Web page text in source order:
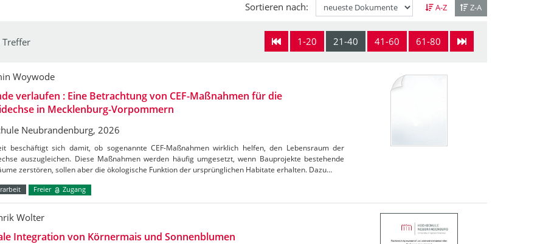
Sortieren nach: A-Z Z-A
1-20 21-40 41-60 61-80
Woywode
verlaufen : Eine Betrachtung von CEF-Maßnahmen für die
in Mecklenburg-Vorpommern
Neubrandenburg, 2026
beschäftigt sich damit, ob sogenannte CEF-Maßnahmen wirklich helfen, den Lebensraum der
auszugleichen. Diese Maßnahmen werden häufig umgesetzt, wenn Bauprojekte bestehende
zerstören, sollen aber die ökologische Funktion der ursprünglichen Habitate erhalten. Dazu…
Freier Zugang
Wolter
Integration von Körnermais und Sonnenblumen